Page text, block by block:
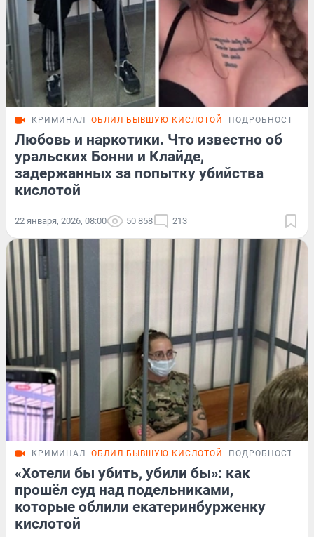
КРИМИНАЛ ОБЛИЛ БЫВШУЮ КИСЛОТОЙ ПОДРОБНОСТИ
Любовь и наркотики. Что известно об
уральских Бонни и Клайде,
задержанных за попытку убийства
кислотой
22 января, 2026, 08:00 50 858 213
КРИМИНАЛ ОБЛИЛ БЫВШУЮ КИСЛОТОЙ ПОДРОБНОСТИ
«Хотели бы убить, убили бы»: как
прошёл суд над подельниками,
которые облили екатеринбурженку
кислотой